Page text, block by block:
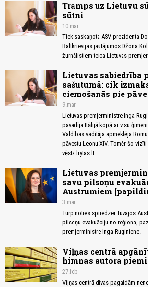
Tramps uz Lietuvu
sūtni
10.mar
Tiek saskaņota ASV prezidenta
Baltkrievijas jautājumos Džona
žurnālistiem teica Lietuvas
Lietuvas sabiedrība
sašutumā: cik
ciemošanās pie
9.mar
Lietuvas premjerministre Inga
pavadīja Itālijā kopā ar visu
Valdības vadītāja apmeklēja
pāvestu Leonu XIV. Tomēr šo
vēsta lrytas.lt.
Lietuvas
savu pilsoņu
Austrumiem
3.mar
Turpinoties spriedzei Tuvajos
pilsoņu evakuāciju no reģiona,
premjerministre Inga Ruginiene.
Viļņas centrā
himnas autora
27.feb
Viļņas centrā divas pagaidām